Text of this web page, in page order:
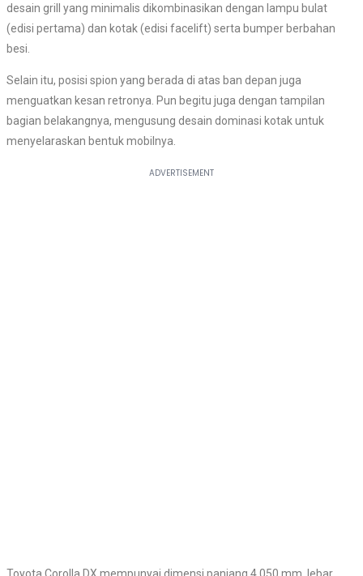
desain grill yang minimalis dikombinasikan dengan lampu bulat
(edisi pertama) dan kotak (edisi facelift) serta bumper berbahan
besi.
Selain itu, posisi spion yang berada di atas ban depan juga
menguatkan kesan retronya. Pun begitu juga dengan tampilan
bagian belakangnya, mengusung desain dominasi kotak untuk
menyelaraskan bentuk mobilnya.